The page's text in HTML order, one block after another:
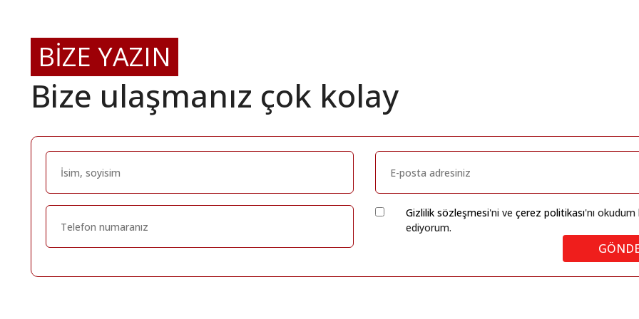
BİZE YAZIN
Bize ulaşmanız çok kolay
Gizlilik sözleşmesi'ni ve çerez politikası'nı okudum
ediyorum.